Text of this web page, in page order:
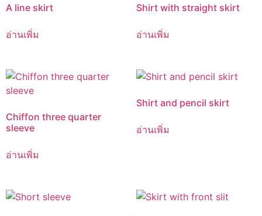
A line skirt
อ่านเพิ่ม
Shirt with straight skirt
อ่านเพิ่ม
Chiffon three quarter
sleeve
อ่านเพิ่ม
Shirt and pencil skirt
อ่านเพิ่ม